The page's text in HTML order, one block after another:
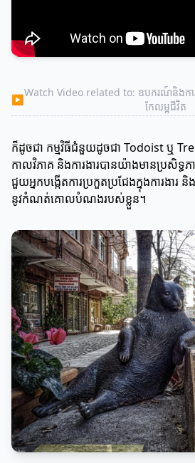
▶
Watch Video related to: ឧបករណ៍និងការប្
កែលម្អជីវិត
ក៏ដូចជា កម្មវិធីជំនួយដូចជា Todoist ឬ
កាលវិភាគ និងការងារបានយ៉ាងមានប្រសិទ្ធ
ជួយអ្នកបង្កើតការប្រកួតប្រជែងក្នុងការងារ
នូវកំណត់គោលបំណងរបស់ខ្លួន។